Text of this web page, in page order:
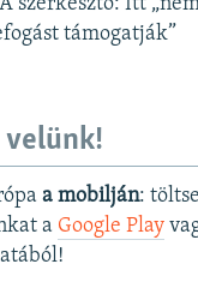
támogatják”
a mobilján:
a Google Play